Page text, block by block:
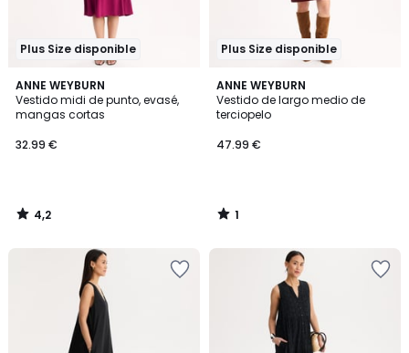
Plus Size disponible
ANNE WEYBURN
Vestido midi de punto, evasé,
mangas cortas
32.99 €
4,2
/ 5
4,2
/
Plus Size disponible
ANNE WEYBURN
Vestido de largo medio de
terciopelo
47.99 €
1
/
5
1
/